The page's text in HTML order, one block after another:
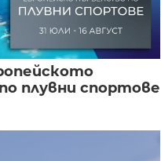
плувни спортове